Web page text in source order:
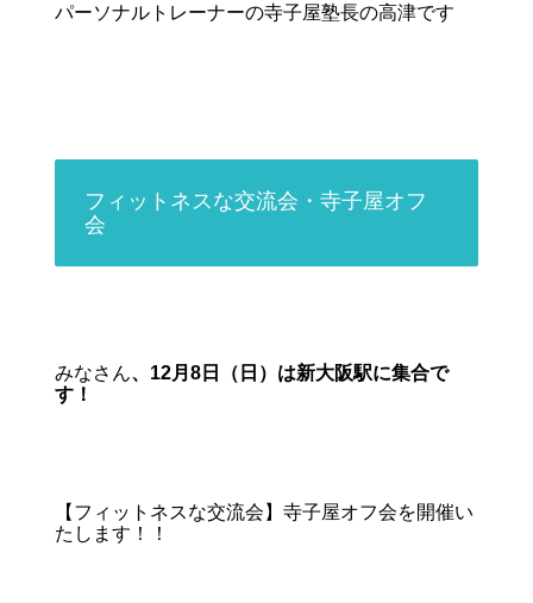
パーソナルトレーナーの寺子屋塾長の高津です
フィットネスな交流会・寺子屋オフ
会
みなさん、12月8日（日）は新大阪駅に集合で
す！
【フィットネスな交流会】寺子屋オフ会を開催い
たします！！